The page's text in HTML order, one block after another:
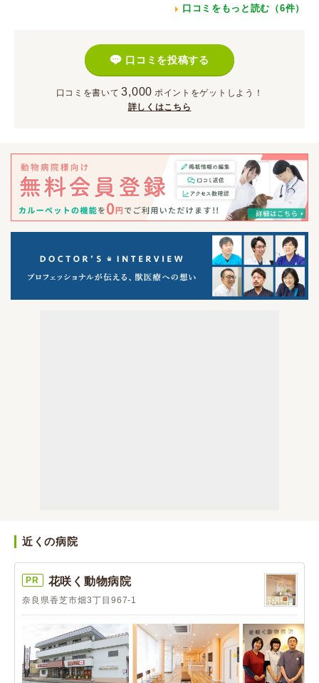
口コミをもっと読む（6件）
口コミを投稿する
口コミを書いて 3,000 ポイント をゲットしよう！
詳しくはこちら
近くの病院
PR 花咲く動物病院
奈良県香芝市畑3丁目967-1